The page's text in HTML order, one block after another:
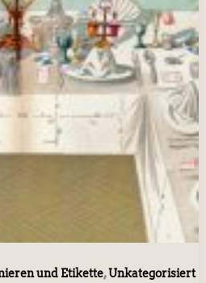
und Etikette,Unkategorisiert